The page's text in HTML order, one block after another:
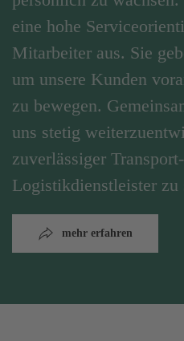
eine hohe
Mitarbeiter aus. Sie
um unsere Kunden
zu bewegen.
uns stetig
zuverlässiger
Logistikdienstleister zu
mehr erfahren